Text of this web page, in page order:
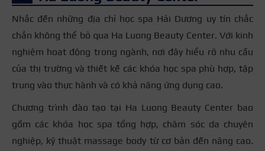
Nhắc đến những địa chỉ học spa Hải Dương uy tín chắc
chắn không thể bỏ qua Ha Luong Beauty Center. Với kinh
nghiệm hoạt động trong ngành, nơi đây hiểu rõ nhu cầu
của thị trường và thiết kế các khóa học spa phù hợp, tập
trung vào thực hành và có khả năng ứng dụng cao.
Chương trình đào tạo tại Ha Luong Beauty Center bao
gồm các khóa học spa tổng hợp, chăm sóc da chuyên
nghiệp, kỹ thuật massage body từ cơ bản đến nâng cao.